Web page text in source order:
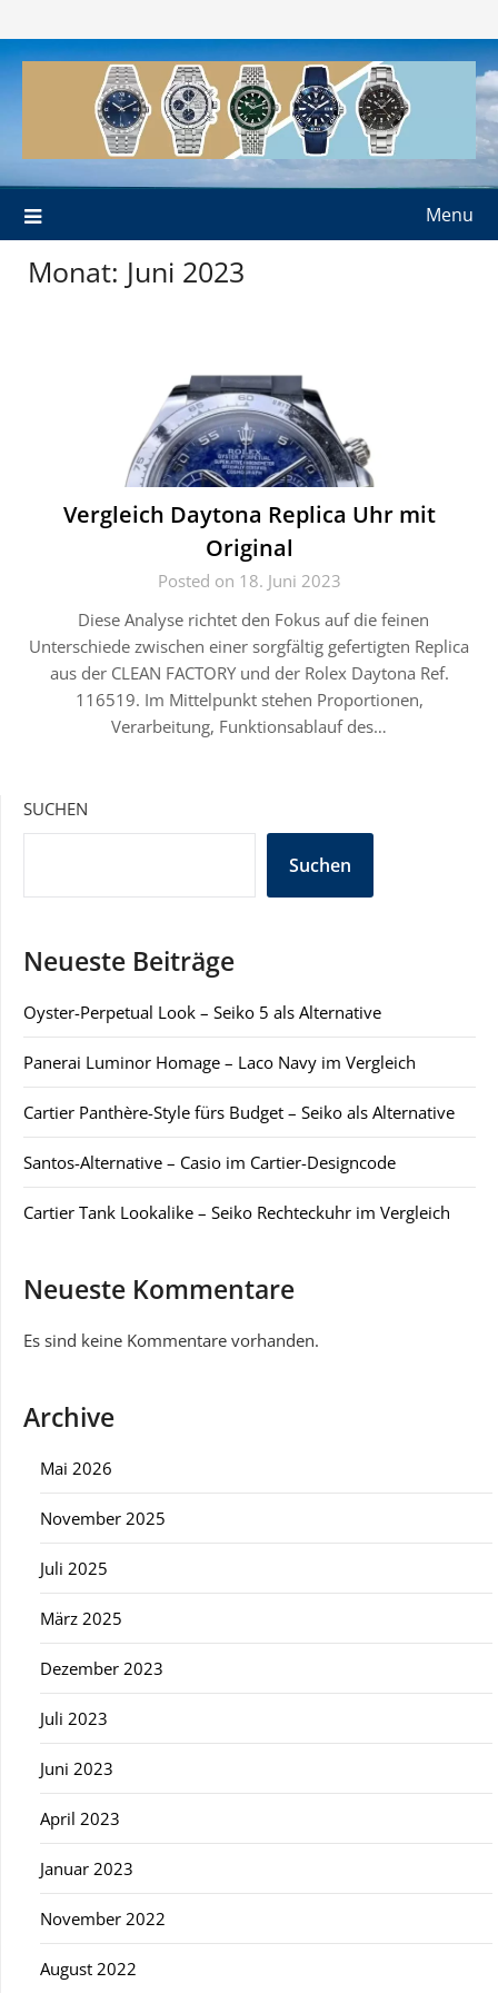
to
content
Menu
Monat: Juni 2023
Vergleich Daytona Replica Uhr mit
Original
Posted on 18. Juni 2023
Diese Analyse richtet den Fokus auf die feinen
Unterschiede zwischen einer sorgfältig gefertigten Replica
aus der CLEAN FACTORY und der Rolex Daytona Ref.
116519. Im Mittelpunkt stehen Proportionen,
Verarbeitung, Funktionsablauf des…
SUCHEN
Suchen
Neueste Beiträge
Oyster-Perpetual Look – Seiko 5 als Alternative
Panerai Luminor Homage – Laco Navy im Vergleich
Cartier Panthère-Style fürs Budget – Seiko als Alternative
Santos-Alternative – Casio im Cartier-Designcode
Cartier Tank Lookalike – Seiko Rechteckuhr im Vergleich
Neueste Kommentare
Es sind keine Kommentare vorhanden.
Archive
Mai 2026
November 2025
Juli 2025
März 2025
Dezember 2023
Juli 2023
Juni 2023
April 2023
Januar 2023
November 2022
August 2022